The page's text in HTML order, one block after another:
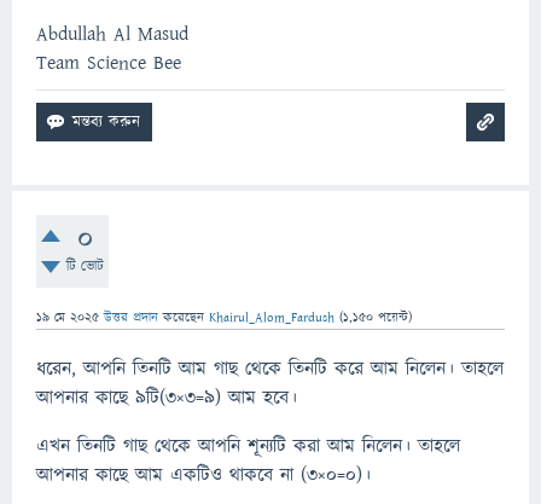
Abdullah Al Masud
Team Science Bee
0
টি ভোট
19 মে 2025 উত্তর প্রদান করেছেন Khairul_Alom_Fardush (1,150 পয়েন্ট)
ধরেন, আপনি তিনটি আম গাছ থেকে তিনটি করে আম নিলেন। তাহলে
আপনার কাছে ৯টি(৩×৩=৯) আম হবে।
এখন তিনটি গাছ থেকে আপনি শূন্যটি করা আম নিলেন। তাহলে
আপনার কাছে আম একটিও থাকবে না (৩×০=০)।